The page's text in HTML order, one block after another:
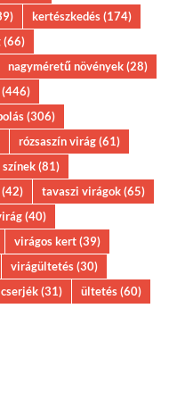
kertészkedés(174)
(66)
nagyméretű növények(28)
(446)
(306)
rózsaszín virág(61)
színek(81)
(42) tavaszi virágok(65)
(40)
virágos kert(39)
virágültetés(30)
(31) ültetés(60)